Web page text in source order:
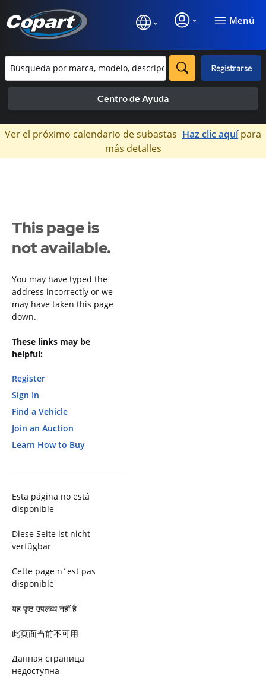
Menú
Registrarse
Centro de Ayuda
×
Ver el próximo calendario de subastas Haz clic aquípara
más detalles
This page is
not available.
You may have typed the
address incorrectly or we
may have taken this page
down.
These links may be
helpful:
Register
Sign In
Find a Vehicle
Join an Auction
Learn How to Buy
Esta página no está
disponible
Diese Seite ist nicht
verfügbar
Cette page n´est pas
disponible
यह पृष्ठ उपलब्ध नहीं है
此页面当前不可用
Данная страница
недоступна